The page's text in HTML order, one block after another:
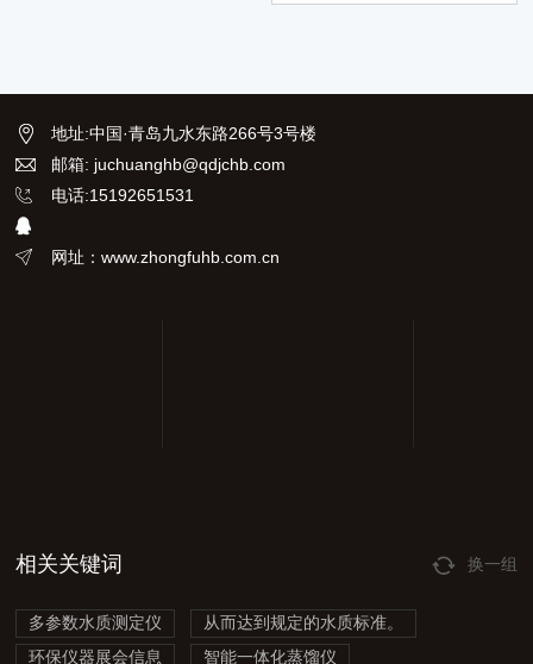
定的水质标准。
地址:中国·青岛九水东路266号3号楼
邮箱: juchuanghb@qdjchb.com
电话:15192651531
网址：www.zhongfuhb.com.cn
相关关键词 换一组
多参数水质测定仪
从而达到规定的水质标准。
环保仪器展会信息
智能一体化蒸馏仪